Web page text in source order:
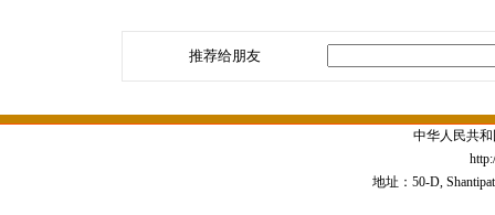
推荐给朋友
中华人民共
地址：50-D,